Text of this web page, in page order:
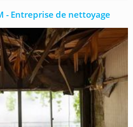
- Entreprise de nettoyage